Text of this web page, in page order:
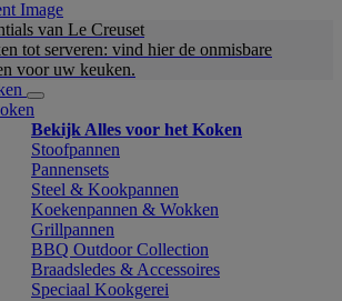
van Le Creuset
tot serveren: vind hier de onmisbare
voor uw keuken.
Bekijk Alles voor het Koken
Stoofpannen
Pannensets
Steel & Kookpannen
Koekenpannen & Wokken
Grillpannen
BBQ Outdoor Collection
Braadsledes & Accessoires
Speciaal Kookgerei